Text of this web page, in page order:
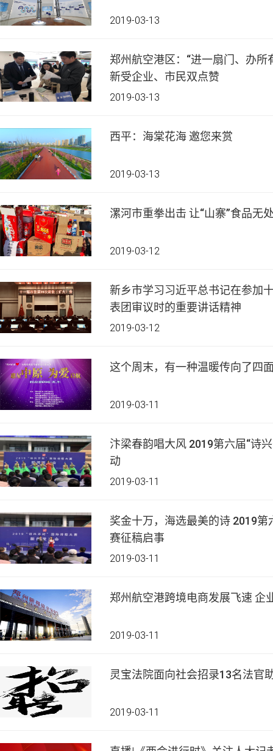
2019-03-13
郑州航空港区：“进一扇门、办所有事” 港区“放管
新受企业、市民双点赞
2019-03-13
西平：海棠花海 邀您来赏
2019-03-13
漯河市重拳出击 让“山寨”食品无
2019-03-12
新乡市学习习近平总书记在参加
表团审议时的重要讲话精神
2019-03-12
这个周末，有一种温暖传向了四
2019-03-11
汴梁春韵唱大风 2019第六届“诗
动
2019-03-11
奖金十万，海选最美的诗 2019第
赛征稿启事
2019-03-11
郑州
2019-03-11
灵宝法院面向社会招录13名法官
2019-03-11